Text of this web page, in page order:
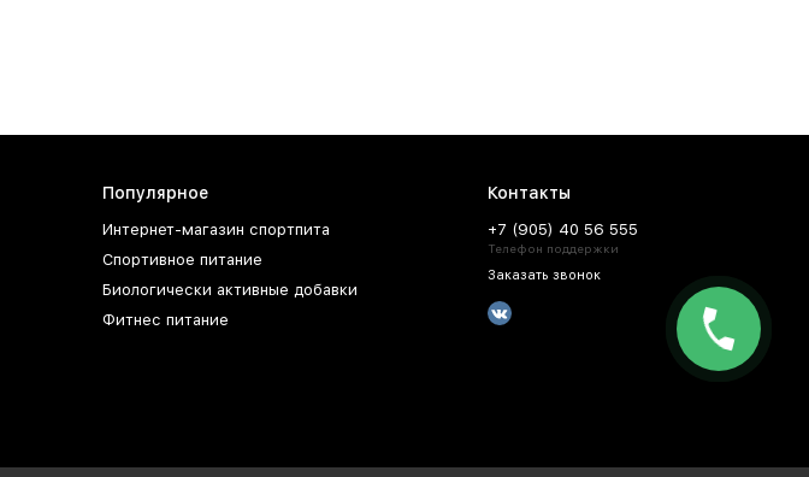
Популярное
Интернет-магазин спортпита
Спортивное питание
Биологически активные добавки
Фитнес питание
Контакты
+7 (905) 40 56 555
Телефон поддержки
Заказать звонок